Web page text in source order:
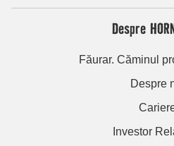
Despre
Făurar. Căminul
Despre
Investor